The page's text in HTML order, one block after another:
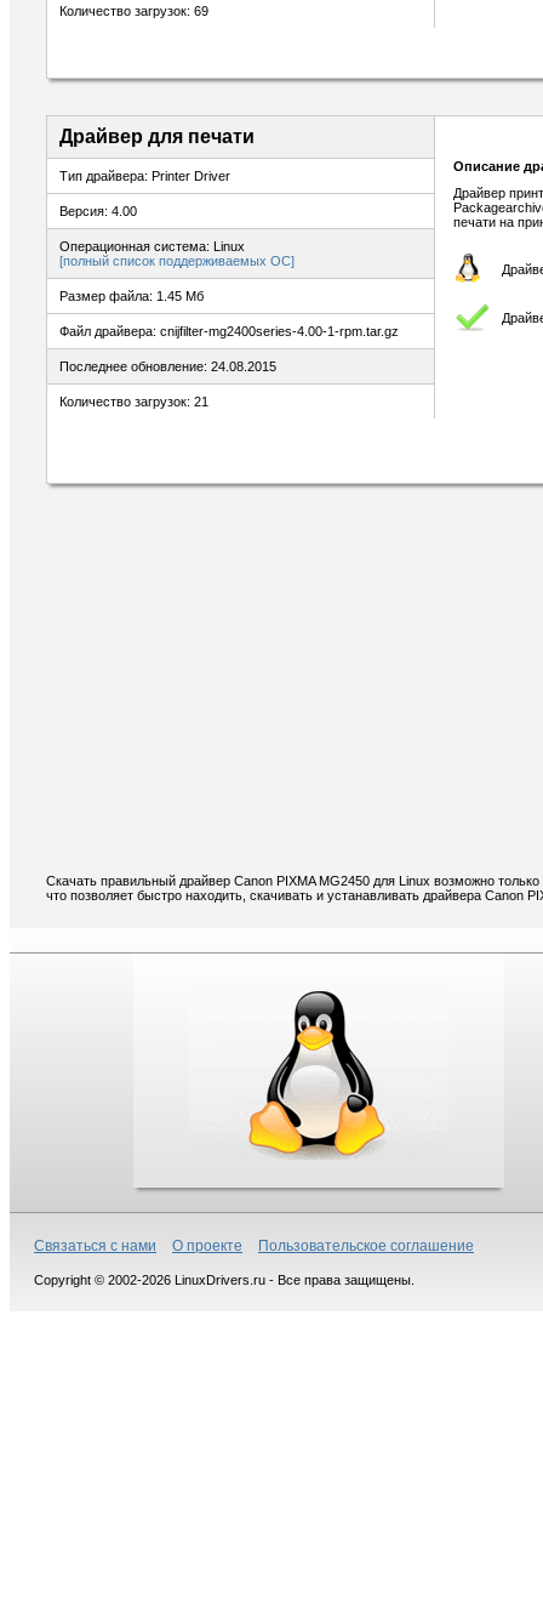
Количество загрузок: 69
Драйвер для печати
Тип драйвера: Printer Driver
Версия: 4.00
Операционная система: Linux
[полный список поддерживаемых ОС]
Размер файла: 1.45 Мб
Файл драйвера: cnijfilter-mg2400series-4.00-1-rpm.tar.gz
Последнее обновление: 24.08.2015
Количество загрузок: 21
Описание
Драйвер
печати на
Скачать правильный драйвер Canon PIXMA MG2450 для Linux возможно
что позволяет быстро находить, скачивать и устанавливать драйвера Canon
Связаться с нами О проекте Пользовательское соглашение
Copyright © 2002-2026 LinuxDrivers.ru - Все права защищены.